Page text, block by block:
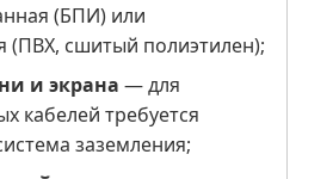
(БПИ) или
(ПВХ, сшитый полиэтилен);
и экрана — для
кабелей требуется
заземления;